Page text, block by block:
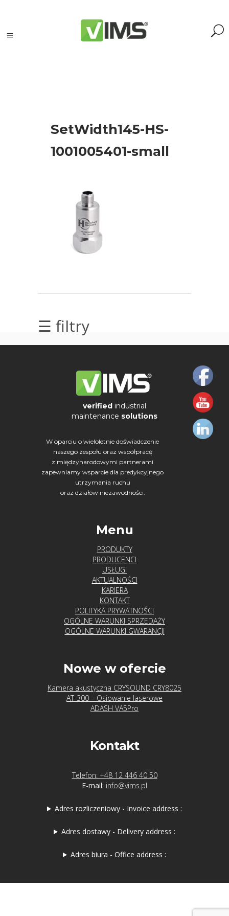
SetWidth145-HS-
1001005401-small
☰ filtry
Ultradźwięki
verified industrial
maintenance solutions
W oparciu o wieloletnie doświadczenie
naszego zespołu oraz współpracę
z międzynarodowymi partnerami
zapewniamy wsparcie dla predykcyjnego
utrzymania ruchu
oraz działów niezawodności.
Menu
PRODUKTY
PRODUCENCI
USŁUGI
AKTUALNOŚCI
KARIERA
KONTAKT
POLITYKA PRYWATNOŚCI
OGÓLNE WARUNKI SPRZEDAŻY
OGÓLNE WARUNKI GWARANCJI
Nowe w ofercie
Kamera akustyczna CRYSOUND CRY8025
AT-300 – Osiowanie laserowe
ADASH VA5Pro
Kontakt
Telefon: +48 12 446 40 50
E-mail: info@vims.pl
Adres rozliczeniowy - Invoice address :
Adres dostawy - Delivery address :
Adres biura - Office address :